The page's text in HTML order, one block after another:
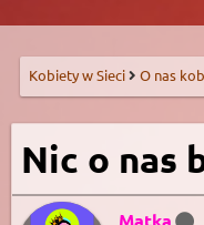
Kobiety w Sieci O nas
Nic o nas
Matka